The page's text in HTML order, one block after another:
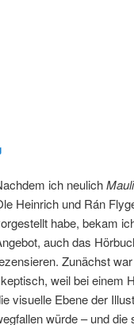
ich neulich
Heinrich und Rán
habe, bekam
auch das
Zunächst
weil bei einem
visuelle Ebene der
würde – und die